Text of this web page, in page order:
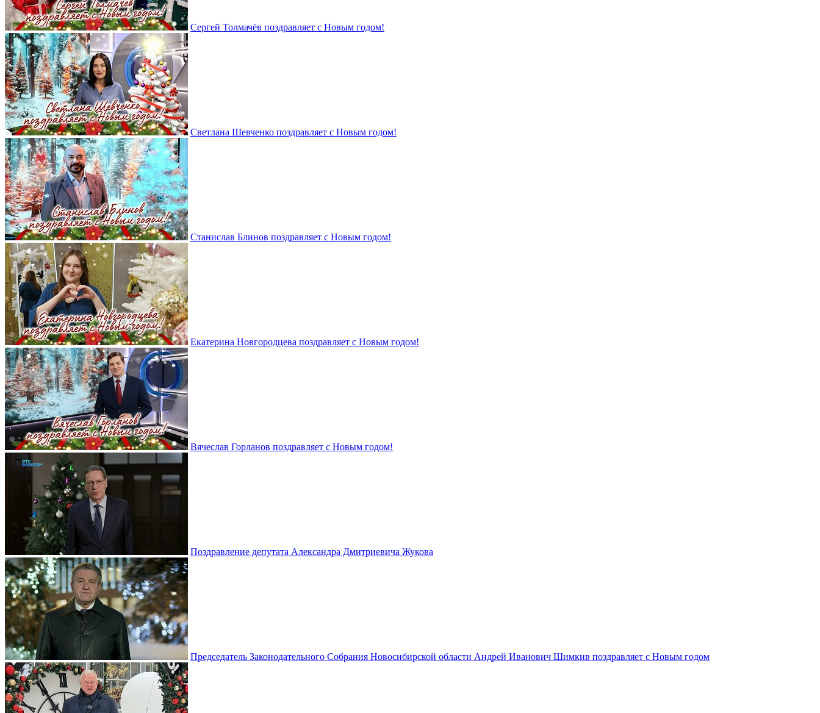
Сергей Толмачёв поздравляет с Новым годом!
Светлана Шевченко поздравляет с Новым годом!
Станислав Блинов поздравляет с Новым годом!
Екатерина Новгородцева поздравляет с Новым годом!
Вячеслав Горланов поздравляет с Новым годом!
Поздравление депутата Александра Дмитриевича Жукова
Председатель Законодательного Собрания Новосибирской области Андрей Иванович Шимкив поздравляет с Новым годом